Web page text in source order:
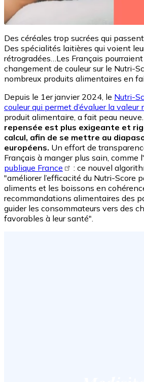
Des céréales trop sucrées qui
Des spécialités laitières qui voient
rétrogradées…Les Français
changement de couleur sur le Nutri-
nombreux produits alimentaires en
Depuis le 1er janvier 2024, le Nutri-
couleur qui permet d’évaluer la
produit alimentaire, a fait peau neuve.
repensée est plus exigeante et
calcul, afin de se mettre au
européens. Un effort de
Français à manger plus sain, comme
publique France
: ce nouvel
"améliorer l’efficacité du Nutri-Score
aliments et les boissons en
recommandations alimentaires des
guider les consommateurs vers des
favorables à leur santé".